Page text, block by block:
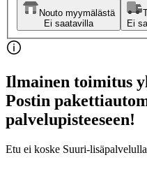
Nouto myymälästä
Ei saatavilla
Ei
Ilmainen toimitus
Postin
palvelupisteeseen!
Etu ei koske